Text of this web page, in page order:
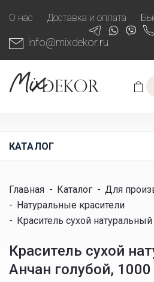
О нас Доставка и оплата
info@mixdekor.ru
КАТАЛОГ
Главная - Каталог - Для
- Натуральные красители
- Краситель сухой
Краситель сухой
Анчан голубой, 1000